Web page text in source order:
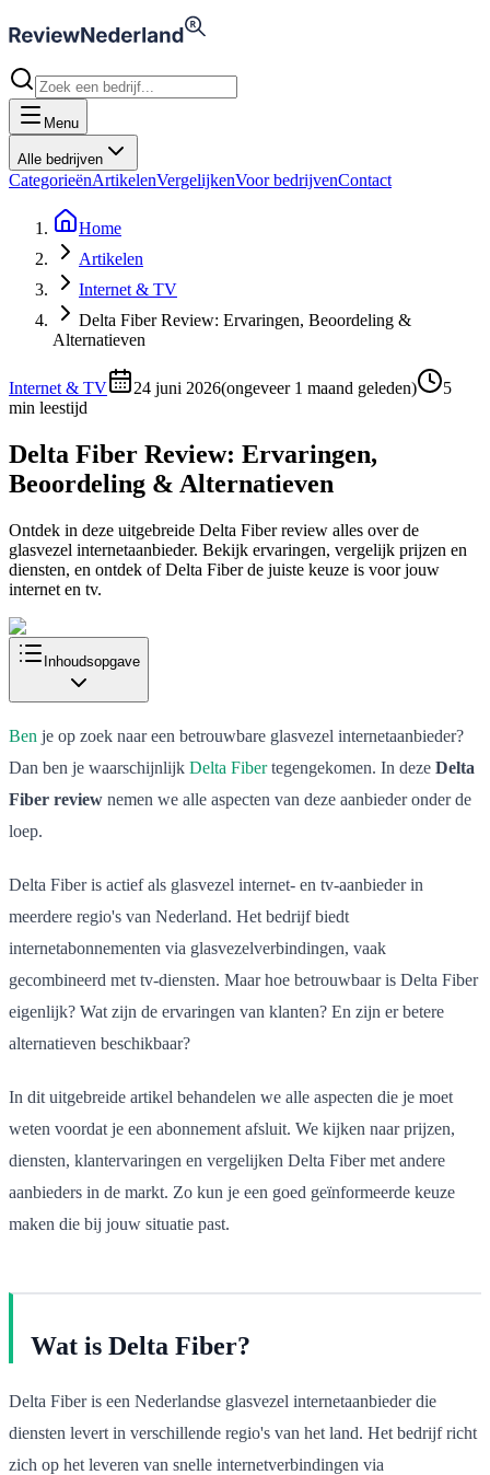
Menu
Alle bedrijven
CategorieënArtikelenVergelijkenVoor bedrijvenContact
Home
Artikelen
Internet & TV
Delta Fiber Review: Ervaringen, Beoordeling &
Alternatieven
Internet & TV 24 juni 2026(ongeveer 1 maand geleden)
5
min leestijd
Delta Fiber Review: Ervaringen,
Beoordeling & Alternatieven
Ontdek in deze uitgebreide Delta Fiber review alles over de
glasvezel internetaanbieder. Bekijk ervaringen, vergelijk prijzen en
diensten, en ontdek of Delta Fiber de juiste keuze is voor jouw
internet en tv.
Inhoudsopgave
Ben je op zoek naar een betrouwbare glasvezel internetaanbieder?
Dan ben je waarschijnlijk Delta Fibertegengekomen. In deze Delta
Fiber review nemen we alle aspecten van deze aanbieder onder de
loep.
Delta Fiber is actief als glasvezel internet- en tv-aanbieder in
meerdere regio's van Nederland. Het bedrijf biedt
internetabonnementen via glasvezelverbindingen, vaak
gecombineerd met tv-diensten. Maar hoe betrouwbaar is Delta Fiber
eigenlijk? Wat zijn de ervaringen van klanten? En zijn er betere
alternatieven beschikbaar?
In dit uitgebreide artikel behandelen we alle aspecten die je moet
weten voordat je een abonnement afsluit. We kijken naar prijzen,
diensten, klantervaringen en vergelijken Delta Fiber met andere
aanbieders in de markt. Zo kun je een goed geïnformeerde keuze
maken die bij jouw situatie past.
Wat is Delta Fiber?
Delta Fiber is een Nederlandse glasvezel internetaanbieder die
diensten levert in verschillende regio's van het land. Het bedrijf richt
zich op het leveren van snelle internetverbindingen via